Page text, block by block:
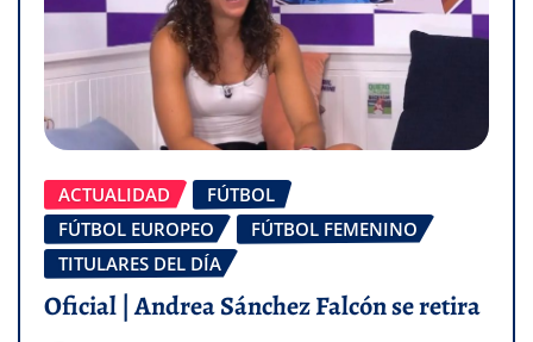
ACTUALIDAD
FÚTBOL
FÚTBOL EUROPEO
FÚTBOL FEMENINO
TITULARES DEL DÍA
Oficial | Andrea Sánchez Falcón se retira